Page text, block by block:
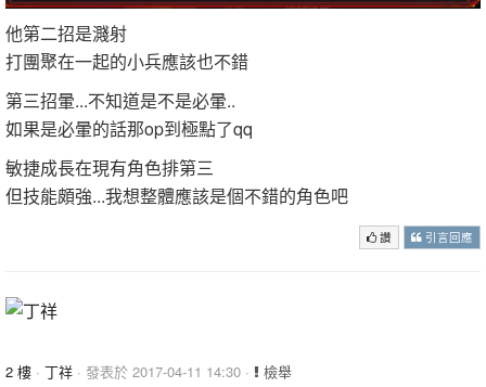
他第二招是濺射
打團聚在一起的小兵應該也不錯
第三招暈...不知道是不是必暈..
如果是必暈的話那op到極點了qq
敏捷成長在現有角色排第三
但技能頗強...我想整體應該是個不錯的角色吧
讚 引言回應
2 樓 · 丁祥 · 發表於 2017-04-11 14:30 · 檢舉